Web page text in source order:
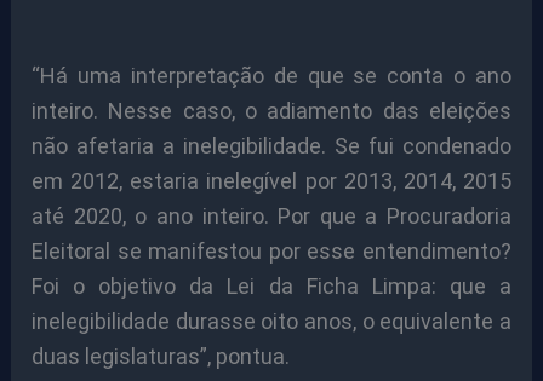
“Há uma interpretação de que se conta o ano
inteiro. Nesse caso, o adiamento das eleições
não afetaria a inelegibilidade. Se fui condenado
em 2012, estaria inelegível por 2013, 2014, 2015
até 2020, o ano inteiro. Por que a Procuradoria
Eleitoral se manifestou por esse entendimento?
Foi o objetivo da Lei da Ficha Limpa: que a
inelegibilidade durasse oito anos, o equivalente a
duas legislaturas”, pontua.